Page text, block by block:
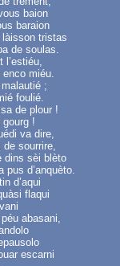
baion
baraion
tristas
de soulas.
l’estiéu,
enco miéu.
;
foulié.
de plour !
gourg !
va dire,
sourrire,
dins sèi blèto
pus d’anquèto.
d’aqui
flaqui
abasani,
escarni